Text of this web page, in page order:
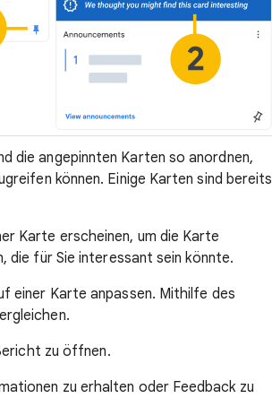
die angepinnten Karten so anordnen,
können. Einige Karten sind bereits
Karte erscheinen, um die Karte
die für Sie interessant sein könnte.
einer Karte anpassen. Mithilfe des
zu öffnen.
zu erhalten oder Feedback zu